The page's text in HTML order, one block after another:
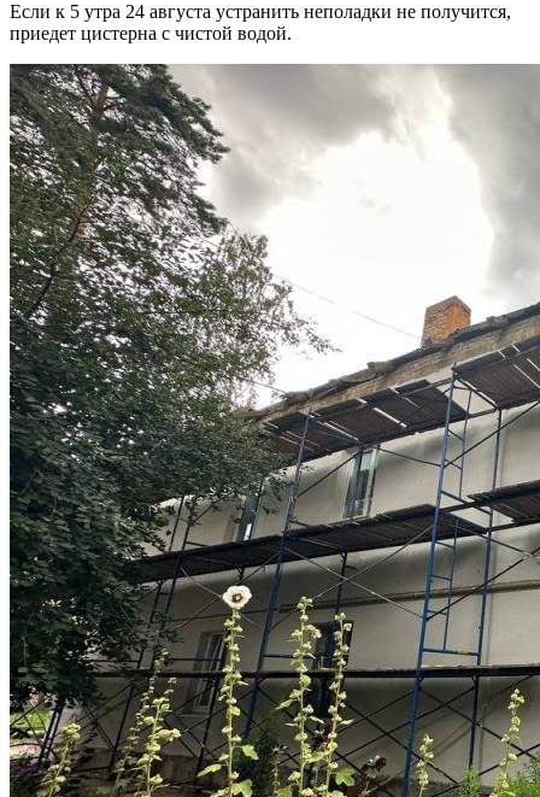
Если к 5 утра 24 августа устранить неполадки не получится,
приедет цистерна с чистой водой.